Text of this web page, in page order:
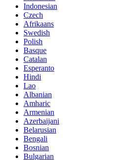
Indonesian
Czech
Afrikaans
Swedish
Polish
Basque
Catalan
Esperanto
Hindi
Lao
Albanian
Amharic
Armenian
Azerbaijani
Belarusian
Bengali
Bosnian
Bulgarian